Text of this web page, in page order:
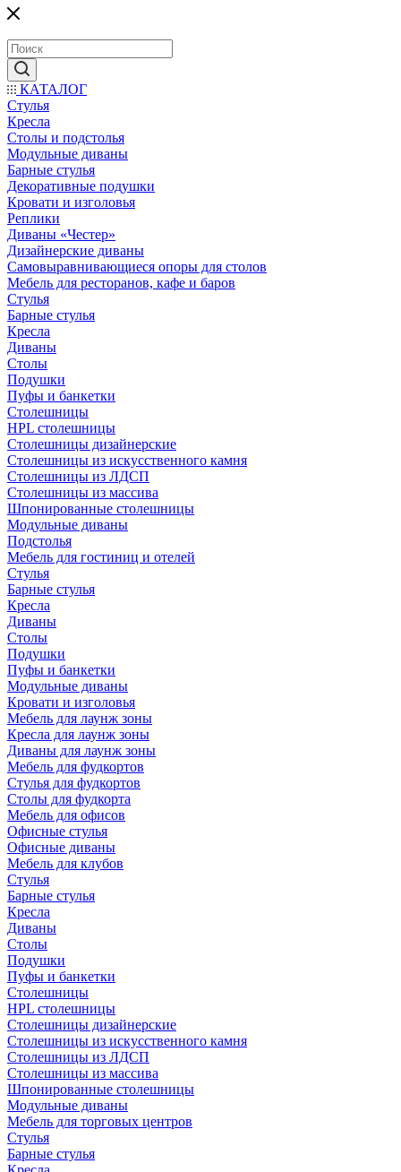
КАТАЛОГ
Стулья
Кресла
Столы и подстолья
Модульные диваны
Барные стулья
Декоративные подушки
Кровати и изголовья
Реплики
Диваны «Честер»
Дизайнерские диваны
Самовыравнивающиеся опоры для столов
Мебель для ресторанов, кафе и баров
Стулья
Барные стулья
Кресла
Диваны
Столы
Подушки
Пуфы и банкетки
Столешницы
HPL столешницы
Столешницы дизайнерские
Столешницы из искусственного камня
Столешницы из ЛДСП
Столешницы из массива
Шпонированные столешницы
Модульные диваны
Подстолья
Мебель для гостиниц и отелей
Стулья
Барные стулья
Кресла
Диваны
Столы
Подушки
Пуфы и банкетки
Модульные диваны
Кровати и изголовья
Мебель для лаунж зоны
Кресла для лаунж зоны
Диваны для лаунж зоны
Мебель для фудкортов
Стулья для фудкортов
Столы для фудкорта
Мебель для офисов
Офисные стулья
Офисные диваны
Мебель для клубов
Стулья
Барные стулья
Кресла
Диваны
Столы
Подушки
Пуфы и банкетки
Столешницы
HPL столешницы
Столешницы дизайнерские
Столешницы из искусственного камня
Столешницы из ЛДСП
Столешницы из массива
Шпонированные столешницы
Модульные диваны
Мебель для торговых центров
Стулья
Барные стулья